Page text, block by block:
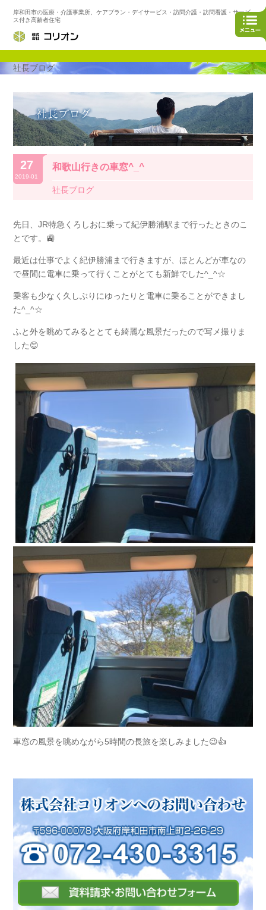
岸和田市の医療・介護事業所、ケアプラン・デイサービス・訪問介護・訪問看護・サービ
ス付き高齢者住宅
社長ブログ
27
2019-01
和歌山行きの車窓^_^
社長ブログ
先日、JR特急くろしおに乗って紀伊勝浦駅まで行ったときのこ
とです。🚉
最近は仕事でよく紀伊勝浦まで行きますが、ほとんどが車なの
で昼間に電車に乗って行くことがとても新鮮でした^_^☆
乗客も少なく久しぶりにゆったりと電車に乗ることができまし
た^_^☆
ふと外を眺めてみるととても綺麗な風景だったので写メ撮りま
した😊
車窓の風景を眺めながら5時間の長旅を楽しみました😉👍